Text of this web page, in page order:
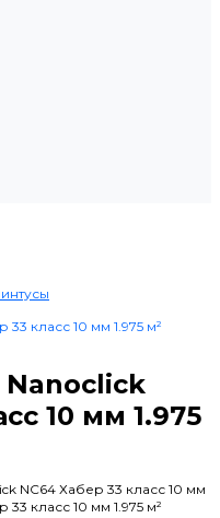
класс 10 мм 1.975 м²
10 мм 1.975
класс 10 мм 1.975 м²